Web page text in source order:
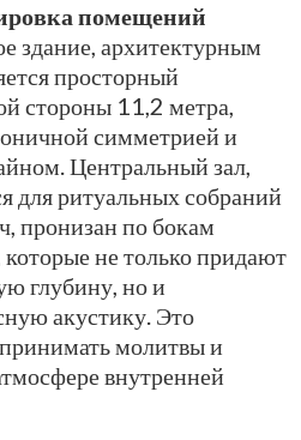
помещений
здание, архитектурным
просторный
стороны 11,2 метра,
симметрией и
Центральный зал,
для ритуальных собраний
пронизан по бокам
не только придают
глубину, но и
акустику. Это
молитвы и
внутренней